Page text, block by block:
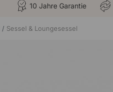
10 Jahre Garantie
Sessel & Loungesessel